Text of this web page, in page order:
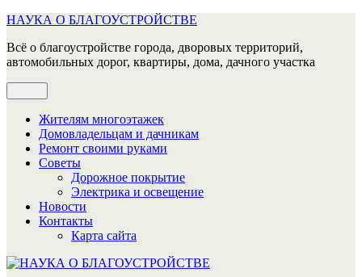
Перейти
содержимому
НАУКА О БЛАГОУСТРОЙСТВЕ
Всё о благоустройстве города, дворовых территорий,
автомобильных дорог, квартиры, дома, дачного участка
Жителям многоэтажек
Домовладельцам и дачникам
Ремонт своими руками
Советы
Дорожное покрытие
Электрика и освещение
Новости
Контакты
Карта сайта